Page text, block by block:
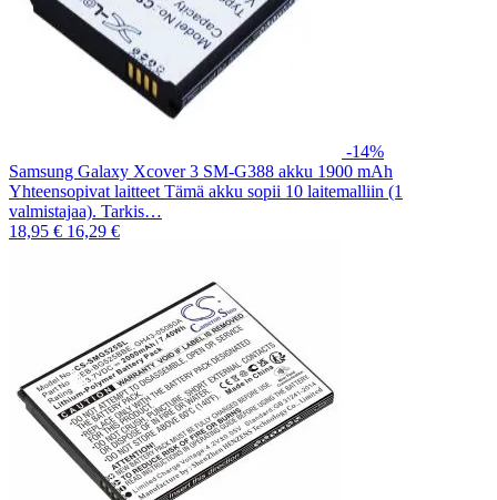
-14%
Samsung Galaxy Xcover 3 SM-G388 akku 1900 mAh
Yhteensopivat laitteet Tämä akku sopii 10 laitemalliin (1
valmistajaa). Tarkis…
18,95 € 16,29 €